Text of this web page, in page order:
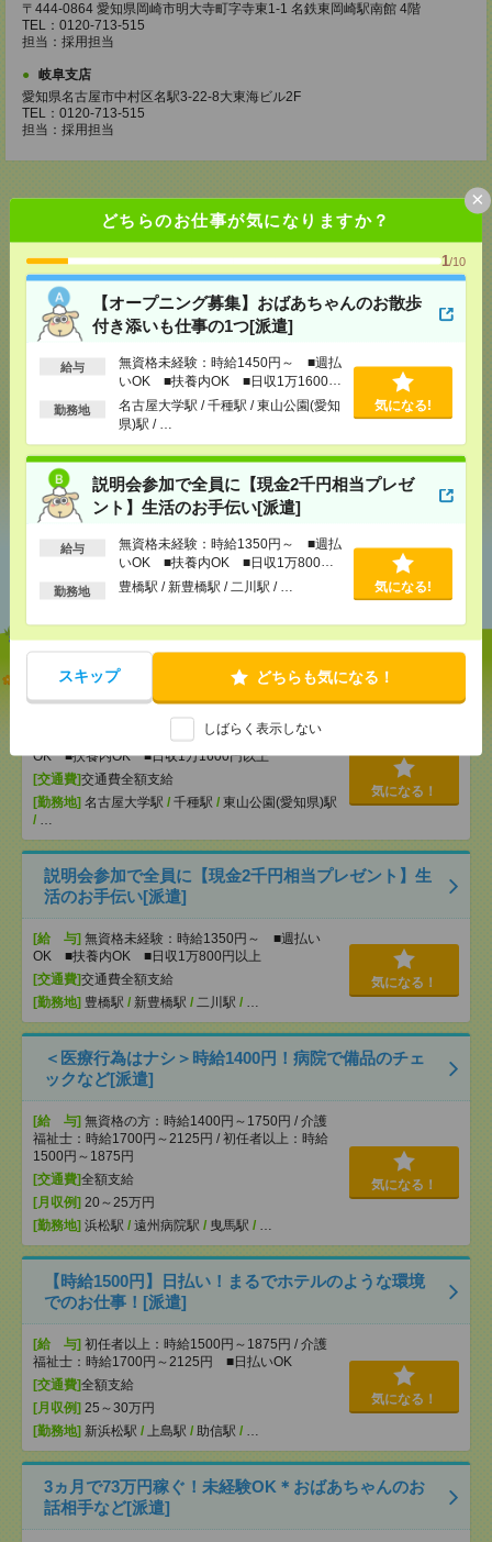
どちらのお仕事が気になりますか？
1/10
【オープニング募集】おばあちゃんのお散歩
付き添いも仕事の1つ[派遣]
給与
無資格未経験：時給1450円～ ■週払
いOK ■扶養内OK ■日収1万1600円
以上
勤務地
名古屋大学駅 / 千種駅 / 東山公園(愛知
県)駅 / …
気になる!
説明会参加で全員に【現金2千円相当プレゼ
ント】生活のお手伝い[派遣]
給与
無資格未経験：時給1350円～ ■週払
いOK ■扶養内OK ■日収1万800円
以上
勤務地 豊橋駅 / 新豊橋駅 / 二川駅 / … 気になる!
スキップ どちらも気になる！
しばらく表示しない
×
〒444-0864 愛知県岡崎市明大寺町字寺東1-1 名鉄東岡崎駅南館 4階
TEL：0120-713-515
担当：採用担当
岐阜支店
愛知県名古屋市中村区名駅3-22-8大東海ビル2F
TEL：0120-713-515
担当：採用担当
応募ページへ
気になる！
メールで送る LINE で送る
シェア ツイート ブックマーク
あなたの閲覧履歴からの
おすすめ
【オープニング募集】おばあちゃんのお散歩付き添
いも仕事の1つ[派遣]
無資格未経験：時給1450円～ ■週払い
OK ■扶養内OK ■日収1万1600円以上
[交通費]交通費全額支給
[勤務地] 名古屋大学駅 / 千種駅 / 東山公園(愛知県)駅
/ …
気になる！
説明会参加で全員に【現金2千円相当プレゼント】生
活のお手伝い[派遣]
[給 与] 無資格未経験：時給1350円～ ■週払い
OK ■扶養内OK ■日収1万800円以上
[交通費]交通費全額支給
[勤務地] 豊橋駅 / 新豊橋駅 / 二川駅 / …
気になる！
＜医療行為はナシ＞時給1400円！病院で備品のチェ
ックなど[派遣]
[給 与] 無資格の方：時給1400円～1750円 / 介護
福祉士：時給1700円～2125円 / 初任者以上：時給
1500円～1875円
[交通費]全額支給
[月収例] 20～25万円
[勤務地] 浜松駅 / 遠州病院駅 / 曳馬駅 / …
気になる！
【時給1500円】日払い！まるでホテルのような環境
でのお仕事！[派遣]
[給 与] 初任者以上：時給1500円～1875円 / 介護
福祉士：時給1700円～2125円 ■日払いOK
[交通費]全額支給
[月収例] 25～30万円
[勤務地] 新浜松駅 / 上島駅 / 助信駅 / …
気になる！
3ヵ月で73万円稼ぐ！未経験OK＊おばあちゃんのお
話相手など[派遣]